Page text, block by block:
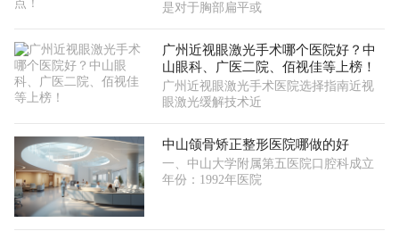
是对于胸部扁平或
广州近视眼激光手术哪个医院好？中
山眼科、广医二院、佰视佳等上榜！
广州近视眼激光手术医院选择指南近视
眼激光缓解技术近
中山颌骨矫正整形医院哪做的好
一、中山大学附属第五医院口腔科成立
年份：1992年医院